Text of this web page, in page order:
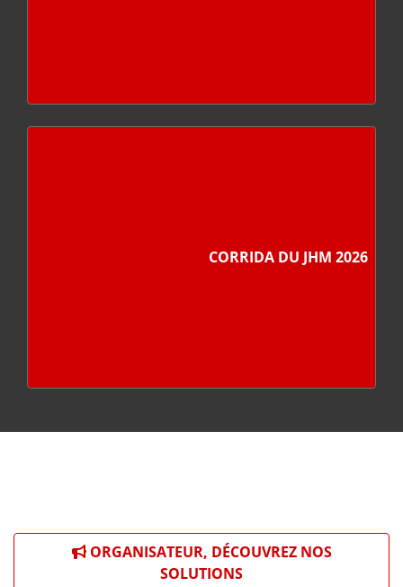
CORRIDA DU JHM 2026
ORGANISATEUR, DÉCOUVREZ NOS
SOLUTIONS